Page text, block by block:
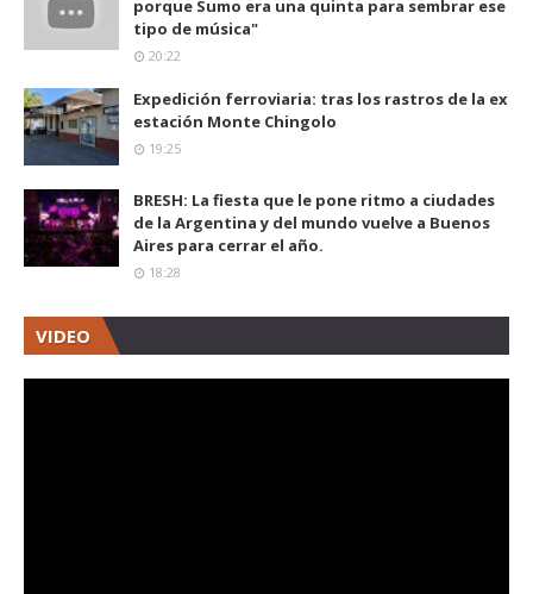
porque Sumo era una quinta para sembrar ese
tipo de música"
20:22
Expedición ferroviaria: tras los rastros de la ex
estación Monte Chingolo
19:25
BRESH: La fiesta que le pone ritmo a ciudades
de la Argentina y del mundo vuelve a Buenos
Aires para cerrar el año.
18:28
VIDEO